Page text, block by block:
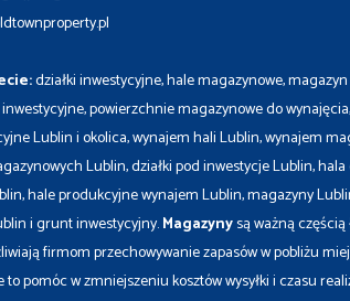
działki inwestycyjne, hale magazynowe,
powierzchnie magazynowe do
Lublin i okolica, wynajem hali Lublin, wynajem
Lublin, działki pod inwestycje Lublin,
hale produkcyjne wynajem Lublin, magazyny
i grunt inwestycyjny.Magazynysą ważną
firmom przechowywanie zapasów w pobliżu
to pomóc w zmniejszeniu kosztów wysyłki i czasu